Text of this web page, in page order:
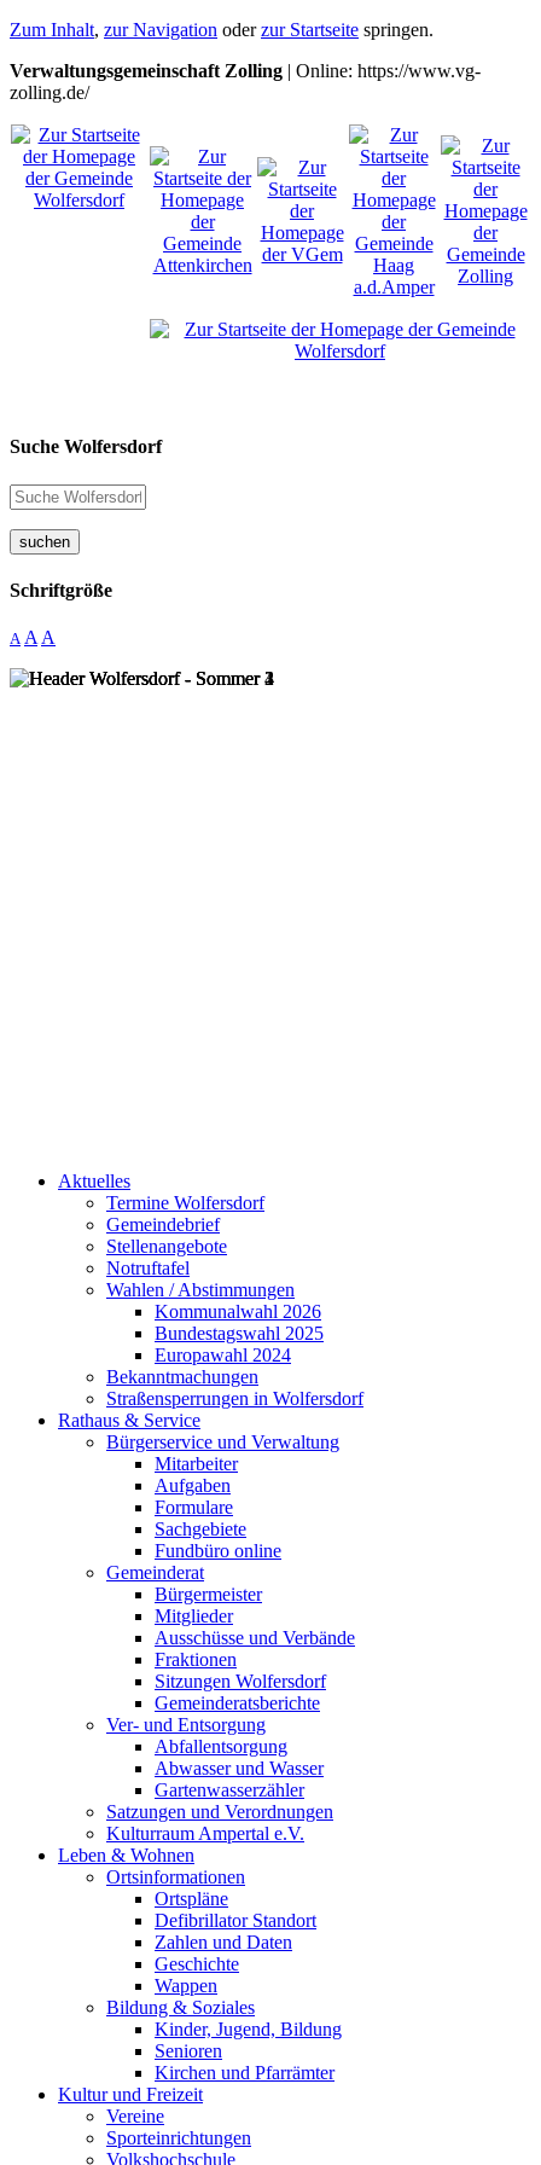
Zum Inhalt, zur Navigation oderzur Startseite springen.
Verwaltungsgemeinschaft Zolling | Online: https://www.vg-
zolling.de/
Suche Wolfersdorf
suchen
Schriftgröße
A A A
Aktuelles
Termine Wolfersdorf
Gemeindebrief
Stellenangebote
Notruftafel
Wahlen / Abstimmungen
Kommunalwahl 2026
Bundestagswahl 2025
Europawahl 2024
Bekanntmachungen
Straßensperrungen in Wolfersdorf
Rathaus & Service
Bürgerservice und Verwaltung
Mitarbeiter
Aufgaben
Formulare
Sachgebiete
Fundbüro online
Gemeinderat
Bürgermeister
Mitglieder
Ausschüsse und Verbände
Fraktionen
Sitzungen Wolfersdorf
Gemeinderatsberichte
Ver- und Entsorgung
Abfallentsorgung
Abwasser und Wasser
Gartenwasserzähler
Satzungen und Verordnungen
Kulturraum Ampertal e.V.
Leben & Wohnen
Ortsinformationen
Ortspläne
Defibrillator Standort
Zahlen und Daten
Geschichte
Wappen
Bildung & Soziales
Kinder, Jugend, Bildung
Senioren
Kirchen und Pfarrämter
Kultur und Freizeit
Vereine
Sporteinrichtungen
Volkshochschule